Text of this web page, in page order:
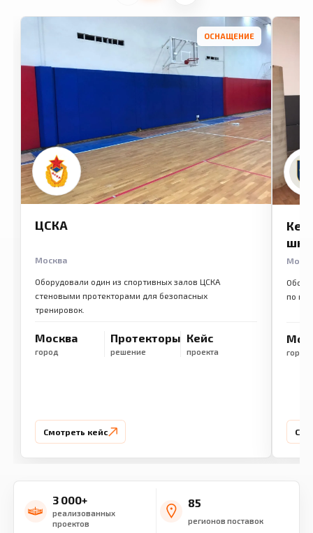
ОСНАЩЕНИЕ
ЦСКА
Москва
Оборудовали один из спортивных залов ЦСКА
стеновыми протекторами для безопасных
тренировок.
Москва
город
Протекторы
решение
Кейс
проекта
Смотреть кейс
по
город
3 000+
реализованных
проектов
85
регионов поставок